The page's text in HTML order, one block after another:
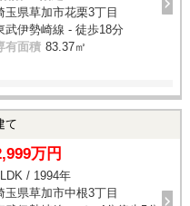
玉県草加市花栗3丁目
武伊勢崎線 - 徒歩18分
有面積 83.37㎡
て
万円
/ 1994年
玉県草加市中根3丁目